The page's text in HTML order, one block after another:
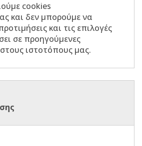
cookies
και δεν μπορούμε να
και τις επιλογές
σε προηγούμενες
ιστοτόπους μας.